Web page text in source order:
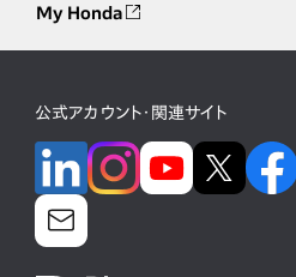
My Honda
公式アカウント・関連サイト